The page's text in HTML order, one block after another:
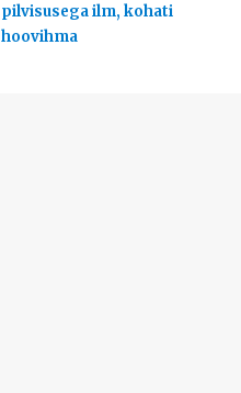
pilvisusega ilm, kohati
hoovihma